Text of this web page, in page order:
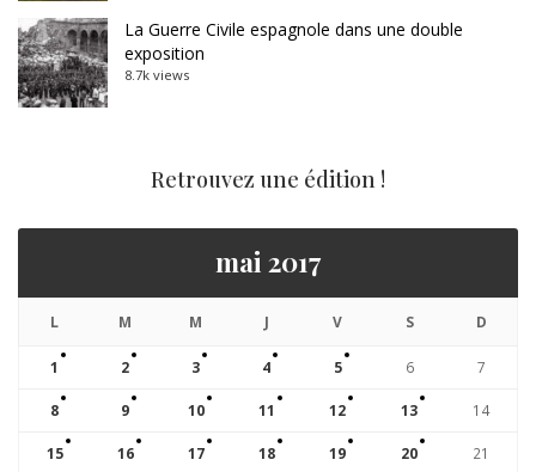
La Guerre Civile espagnole dans une double
exposition
8.7k views
Retrouvez une édition !
mai 2017
L M M J V S D
1 2 3 4 5 6 7
8 9 10 11 12 13 14
15 16 17 18 19 20 21